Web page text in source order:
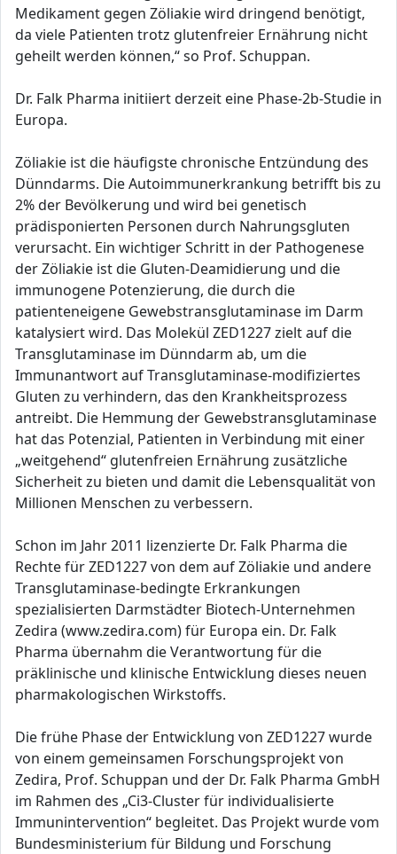
Medikament gegen Zöliakie wird dringend benötigt,
da viele Patienten trotz glutenfreier Ernährung nicht
geheilt werden können,“ so Prof. Schuppan.
Dr. Falk Pharma initiiert derzeit eine Phase-2b-Studie in
Europa.
Zöliakie ist die häufigste chronische Entzündung des
Dünndarms. Die Autoimmunerkrankung betrifft bis zu
2% der Bevölkerung und wird bei genetisch
prädisponierten Personen durch Nahrungsgluten
verursacht. Ein wichtiger Schritt in der Pathogenese
der Zöliakie ist die Gluten-Deamidierung und die
immunogene Potenzierung, die durch die
patienteneigene Gewebstransglutaminase im Darm
katalysiert wird. Das Molekül ZED1227 zielt auf die
Transglutaminase im Dünndarm ab, um die
Immunantwort auf Transglutaminase-modifiziertes
Gluten zu verhindern, das den Krankheitsprozess
antreibt. Die Hemmung der Gewebstransglutaminase
hat das Potenzial, Patienten in Verbindung mit einer
„weitgehend“ glutenfreien Ernährung zusätzliche
Sicherheit zu bieten und damit die Lebensqualität von
Millionen Menschen zu verbessern.
Schon im Jahr 2011 lizenzierte Dr. Falk Pharma die
Rechte für ZED1227 von dem auf Zöliakie und andere
Transglutaminase-bedingte Erkrankungen
spezialisierten Darmstädter Biotech-Unternehmen
Zedira (www.zedira.com) für Europa ein. Dr. Falk
Pharma übernahm die Verantwortung für die
präklinische und klinische Entwicklung dieses neuen
pharmakologischen Wirkstoffs.
Die frühe Phase der Entwicklung von ZED1227 wurde
von einem gemeinsamen Forschungsprojekt von
Zedira, Prof. Schuppan und der Dr. Falk Pharma GmbH
im Rahmen des „Ci3-Cluster für individualisierte
Immunintervention“ begleitet. Das Projekt wurde vom
Bundesministerium für Bildung und Forschung